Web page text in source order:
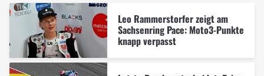
Leo Rammerstorfer zeigt am
Sachsenring Pace: Moto3-Punkte
knapp verpasst